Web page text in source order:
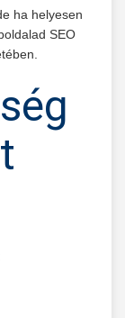
ha helyesen
SEO